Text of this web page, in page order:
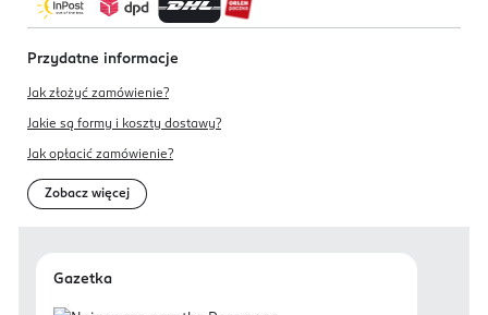
Przydatne informacje
Jak złożyć zamówienie?
Jakie są formy i koszty dostawy?
Jak opłacić zamówienie?
Zobacz więcej
Gazetka